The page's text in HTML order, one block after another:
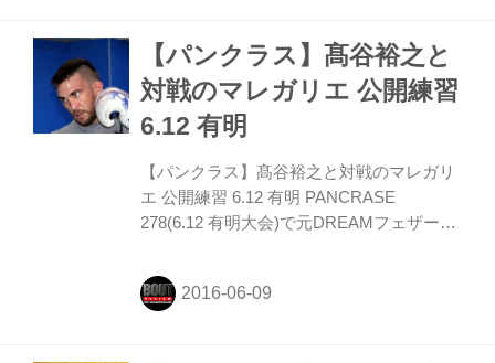
【パンクラス】髙谷裕之と
対戦のマレガリエ 公開練習
6.12 有明
【パンクラス】髙谷裕之と対戦のマレガリ
エ 公開練習 6.12 有明 PANCRASE
278(6.12 有明大会)で元DREAMフェザー級
ガリエが9日、新宿の和術慧舟會HEARTS
で公開練習を行った。ベラトール、UFCを